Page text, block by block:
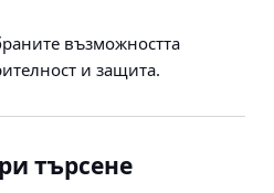
възможността
и защита.
търсене